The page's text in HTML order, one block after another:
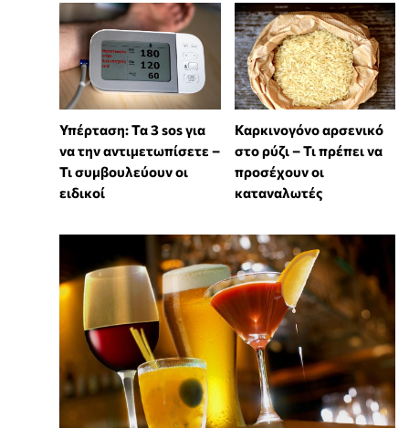
Υπέρταση: Τα 3 sos για
να την αντιμετωπίσετε –
Τι συμβουλεύουν οι
ειδικοί
Καρκινογόνο αρσενικό
στο ρύζι – Τι πρέπει να
προσέχουν οι
καταναλωτές